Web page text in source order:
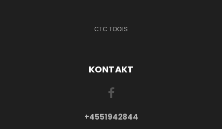
CTC TOOLS
KONTAKT
+4551942844